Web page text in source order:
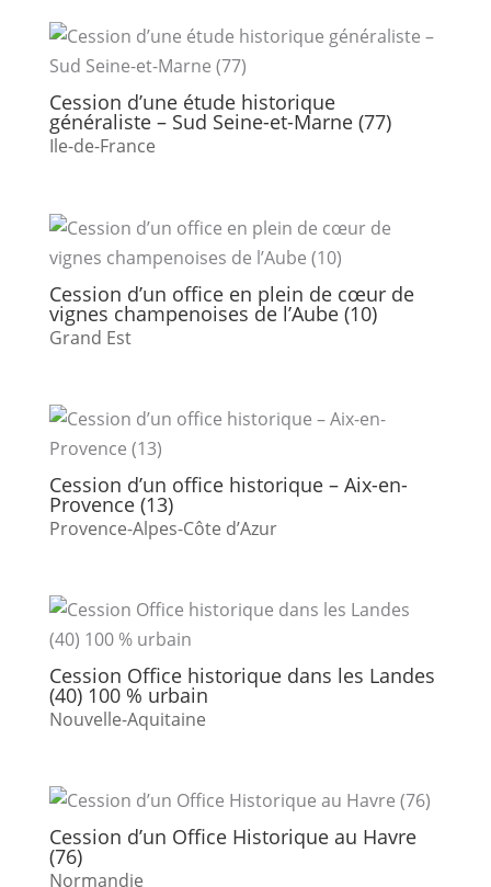
Cession d’une étude historique
généraliste – Sud Seine-et-Marne (77)
Ile-de-France
Cession d’un office en plein de cœur de
vignes champenoises de l’Aube (10)
Grand Est
Cession d’un office historique – Aix-en-
Provence (13)
Provence-Alpes-Côte d’Azur
Cession Office historique dans les Landes
(40) 100 % urbain
Nouvelle-Aquitaine
Cession d’un Office Historique au Havre
(76)
Normandie